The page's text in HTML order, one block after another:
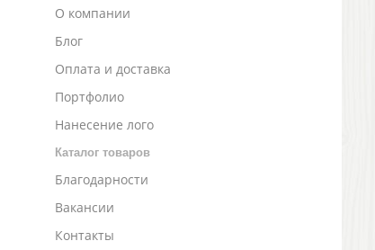
О компании
Блог
Оплата и доставка
Портфолио
Нанесение лого
Каталог товаров
Благодарности
Вакансии
Контакты